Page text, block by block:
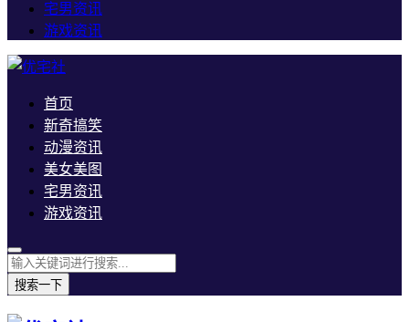
宅男资讯
游戏资讯
首页
新奇搞笑
动漫资讯
美女美图
宅男资讯
游戏资讯
搜索一下